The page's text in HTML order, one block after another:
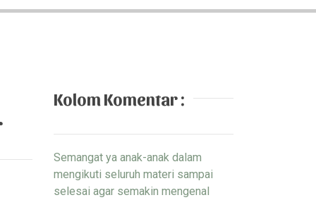
Kolom Komentar :
Semangat ya anak-anak dalam
mengikuti seluruh materi sampai
selesai agar semakin mengenal